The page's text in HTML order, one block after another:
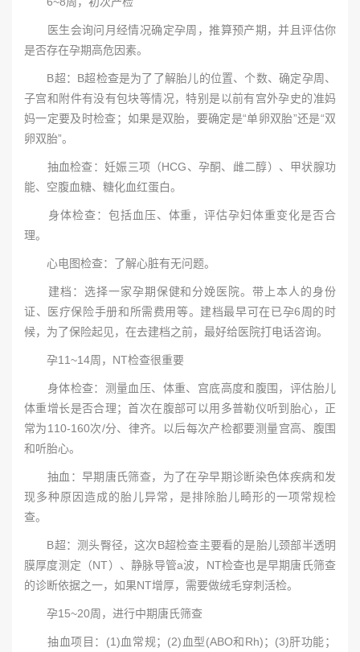
医生会询问月经情况确定孕周，推算预产期，并且评估你
是否存在孕期高危因素。
B超：B超检查是为了了解胎儿的位置、个数、确定孕周、
子宫和附件有没有包块等情况，特别是以前有宫外孕史的准妈
妈一定要及时检查；如果是双胎，要确定是“单卵双胎”还是“双
卵双胎”。
抽血检查：妊娠三项（HCG、孕酮、雌二醇）、甲状腺功
能、空腹血糖、糖化血红蛋白。
身体检查：包括血压、体重，评估孕妇体重变化是否合
理。
心电图检查：了解心脏有无问题。
建档：选择一家孕期保健和分娩医院。带上本人的身份
证、医疗保险手册和所需费用等。建档最早可在已孕6周的时
候，为了保险起见，在去建档之前，最好给医院打电话咨询。
孕11~14周，NT检查很重要
身体检查：测量血压、体重、宫底高度和腹围，评估胎儿
体重增长是否合理；首次在腹部可以用多普勒仪听到胎心，正
常为110-160次/分、律齐。以后每次产检都要测量宫高、腹围
和听胎心。
抽血：早期唐氏筛查，为了在孕早期诊断染色体疾病和发
现多种原因造成的胎儿异常，是排除胎儿畸形的一项常规检
查。
B超：测头臀径，这次B超检查主要看的是胎儿颈部半透明
膜厚度测定（NT）、静脉导管a波，NT检查也是早期唐氏筛查
的诊断依据之一，如果NT增厚，需要做绒毛穿刺活检。
孕15~20周，进行中期唐氏筛查
抽血项目：(1)血常规；(2)血型(ABO和Rh)；(3)肝功能；